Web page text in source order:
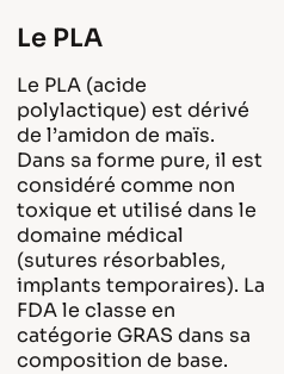
Le PLA
Le PLA (acide
polylactique) est dérivé
de l’amidon de maïs.
Dans sa forme pure, il est
considéré comme non
toxique et utilisé dans le
domaine médical
(sutures résorbables,
implants temporaires). La
FDA le classe en
catégorie GRAS dans sa
composition de base.